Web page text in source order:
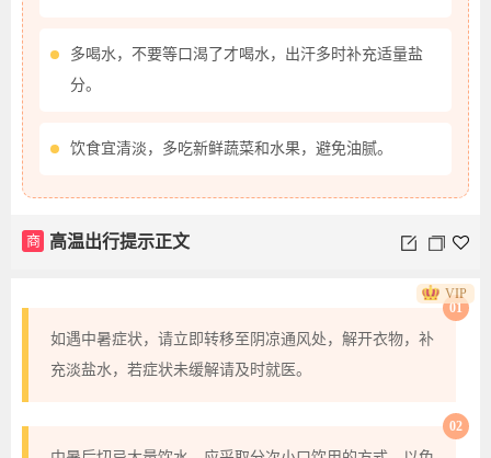
多喝水，不要等口渴了才喝水，出汗多时补充适量盐
分。
饮食宜清淡，多吃新鲜蔬菜和水果，避免油腻。
商 高温出行提示正文
01
如遇中暑症状，请立即转移至阴凉通风处，解开衣物，补
充淡盐水，若症状未缓解请及时就医。
02
VIP